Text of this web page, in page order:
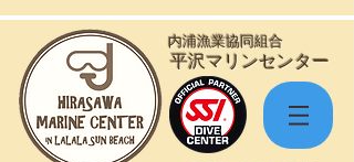
​平沢マリンセンター
​内浦漁業協同組合